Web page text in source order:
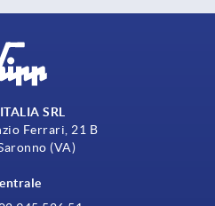
SRL
Ferrari, 21 B
(VA)